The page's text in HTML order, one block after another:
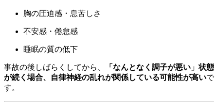
胸の圧迫感・息苦しさ
不安感・倦怠感
睡眠の質の低下
事故の後しばらくしてから、
「なんとなく調子が悪い」状態
が続く場合、自律神経の乱れが関係している可能性が高いで
す。